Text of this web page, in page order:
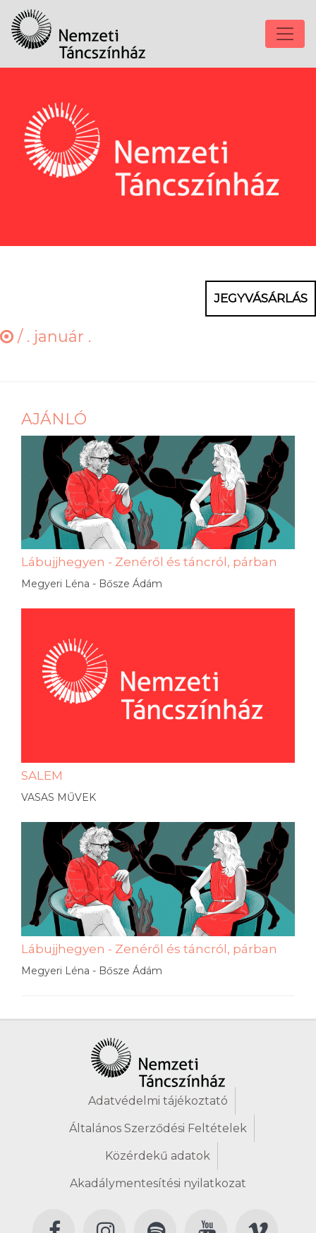
JEGYVÁSÁRLÁS
/ . január .
AJÁNLÓ
Lábujjhegyen - Zenéről és táncról, párban
Megyeri Léna - Bősze Ádám
SALEM
VASAS MŰVEK
Lábujjhegyen - Zenéről és táncról, párban
Megyeri Léna - Bősze Ádám
Adatvédelmi tájékoztató
Általános Szerződési Feltételek
Közérdekű adatok
Akadálymentesítési nyilatkozat